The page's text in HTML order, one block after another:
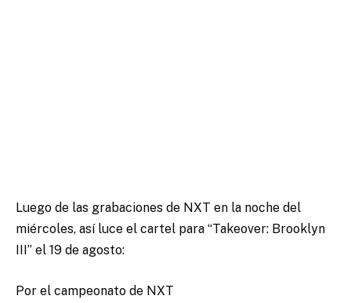
Luego de las grabaciones de NXT en la noche del
miércoles, así luce el cartel para “Takeover: Brooklyn
III” el 19 de agosto:
Por el campeonato de NXT